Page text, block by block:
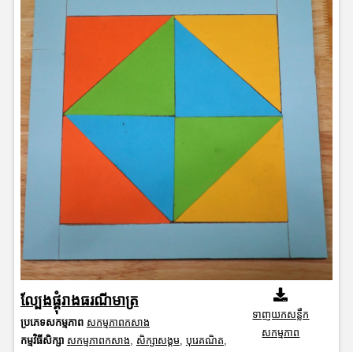
ល្បែងផ្គុំរាងធរណីមាត្រ
ប្រភេទសកម្មភាព សកម្មភាពកសាង
កម្មវិធីសិក្សា សកម្មភាពកសាង, សិក្សាសង្គម, បុរេគណិត,
ទាញយកសន្លឹក
សកម្មភាព